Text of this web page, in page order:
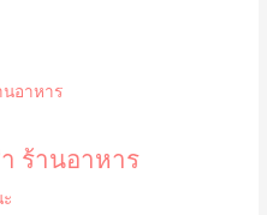
ร้านอาหาร